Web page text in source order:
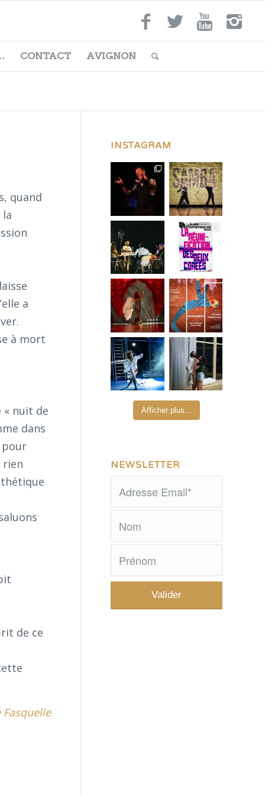
CONTACT AVIGNON
quand
a
à mort
« nuit de
dans
pour
rien
de ce
INSTAGRAM
Afficher plus...
NEWSLETTER